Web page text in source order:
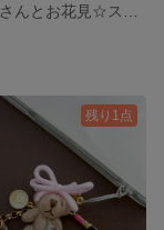
残り1点